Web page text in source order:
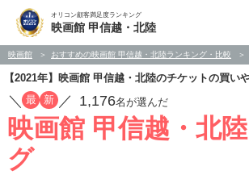
オリコン顧客満足度ランキング
映画館 甲信越・北陸
映画館 おすすめの映画館 甲信越・北陸ランキング・比較
【2021年】映画館 甲信越・北陸のチケットの買い
／ 最 新 ／ 1,176名が選んだ
映画館 甲信越・北
グ